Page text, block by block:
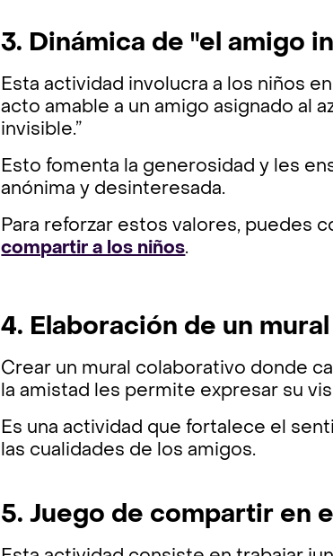
3. Dinámica de "el amigo
Esta actividad involucra a los niños
acto amable a un amigo asignado al
invisible.”
Esto fomenta la generosidad y les
anónima y desinteresada.
Para reforzar estos valores, puedes
compartir a los niños.
4. Elaboración de un
Crear un mural colaborativo donde
la amistad les permite expresar su
Es una actividad que fortalece el
las cualidades de los amigos.
5. Juego de compartir en